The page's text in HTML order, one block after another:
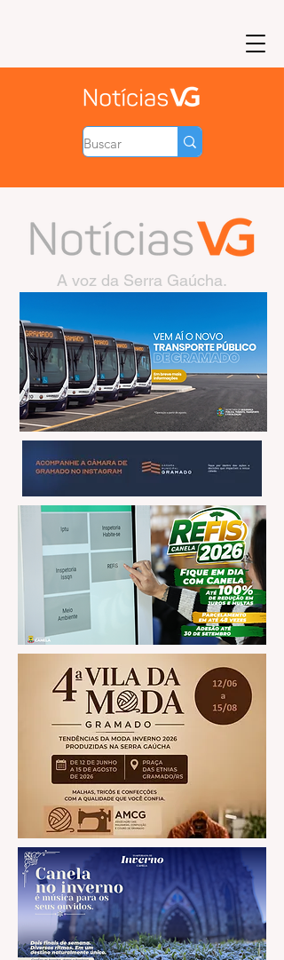
A voz da Serra Gaúcha.